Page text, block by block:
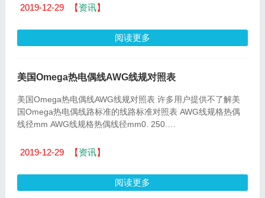
2019-12-29 【资讯】
阅读更多
美国Omega热电偶线AWG线规对照表
美国Omega热电偶线AWG线规对照表 许多用户提供不了解美
国Omega热电偶线路标准的线路标准对照表 AWG线规格热偶
线径mm AWG线规格热偶线径mm0. 250.
2019-12-29 【资讯】
阅读更多